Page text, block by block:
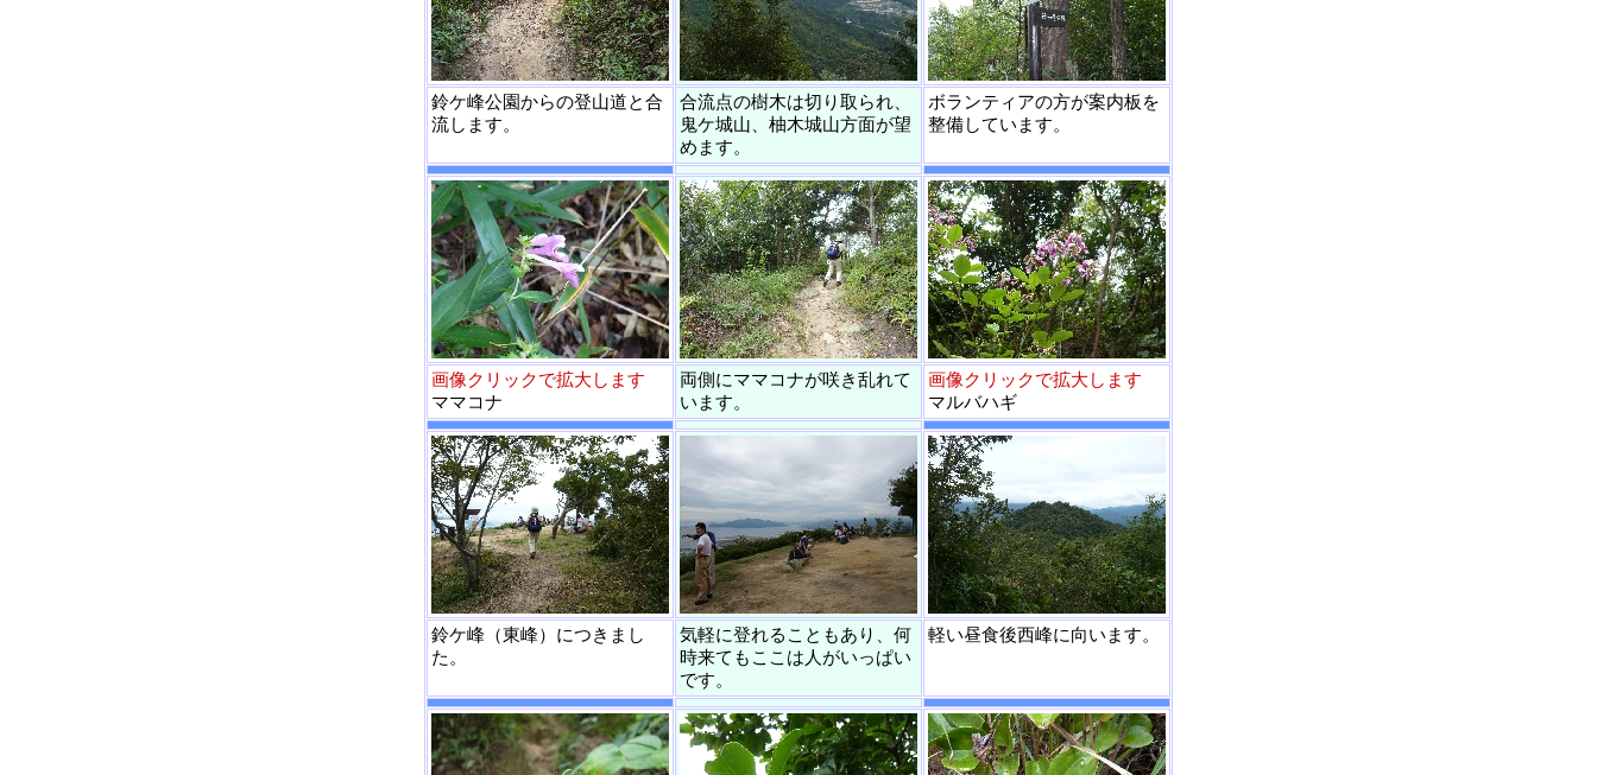
鈴ケ峰公園からの登山道と合
流します。
合流点の樹木は切り取られ、
鬼ケ城山、柚木城山方面が望
めます。
ボランティアの方が案内板を
整備しています。
画像クリックで拡大します
ママコナ
両側にママコナが咲き乱れて
います。
画像クリックで拡大します
マルバハギ
鈴ケ峰（東峰）につきまし
た。
気軽に登れることもあり、何
時来てもここは人がいっぱい
です。
軽い昼食後西峰に向います。